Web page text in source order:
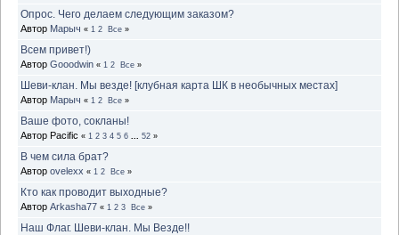
Опрос. Чего делаем следующим заказом?
Автор Марыч « 1 2 Все »
Всем привет!)
Автор Gooodwin « 1 2 Все »
Шеви-клан. Мы везде! [клубная карта ШК в необычных местах]
Автор Марыч « 1 2 Все »
Ваше фото, сокланы!
Автор Pacific « 1 2 3 4 5 6 52 »
В чем сила брат?
Автор ovelexx « 1 2 Все »
Кто как проводит выходные?
Автор Arkasha77 « 1 2 3 Все »
Наш Флаг. Шеви-клан. Мы Везде!!